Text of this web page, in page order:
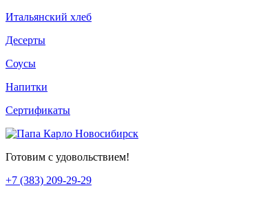
Итальянский хлеб
Десерты
Соусы
Напитки
Сертификаты
Готовим с удовольствием!
+7 (383) 209-29-29